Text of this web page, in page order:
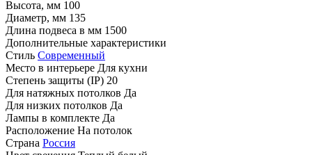
Высота, мм 100
Диаметр, мм 135
Длина подвеса в мм 1500
Дополнительные характеристики
Стиль Современный
Место в интерьере Для кухни
Степень защиты (IP) 20
Для натяжных потолков Да
Для низких потолков Да
Лампы в комплекте Да
Расположение На потолок
Страна Россия